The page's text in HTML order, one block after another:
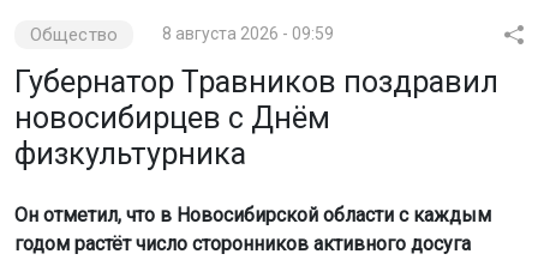
Общество 8 августа 2026 - 09:59
Губернатор Травников поздравил
новосибирцев с Днём
физкультурника
Он отметил, что в Новосибирской области с каждым
годом растёт число сторонников активного досуга